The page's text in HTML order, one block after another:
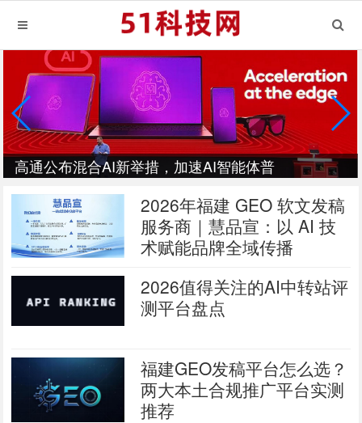
高通公布混合AI新举措，加速AI智能体普
及
2026年福建 GEO 软文发稿
服务商｜慧品宣：以 AI 技
术赋能品牌全域传播
2026值得关注的AI中转站评
测平台盘点
福建GEO发稿平台怎么选？
两大本土合规推广平台实测
推荐